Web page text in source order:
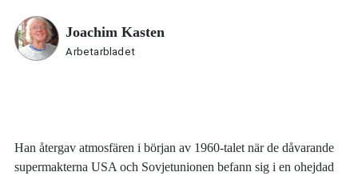
Joachim Kasten
Arbetarbladet
Han återgav atmosfären i början av 1960-talet när de dåvarande
supermakterna USA och Sovjetunionen befann sig i en ohejdad